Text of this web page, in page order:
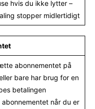
hvis du ikke lytter –
stopper midlertidigt
abonnementet på
bare har brug for en
betalingen
når du er